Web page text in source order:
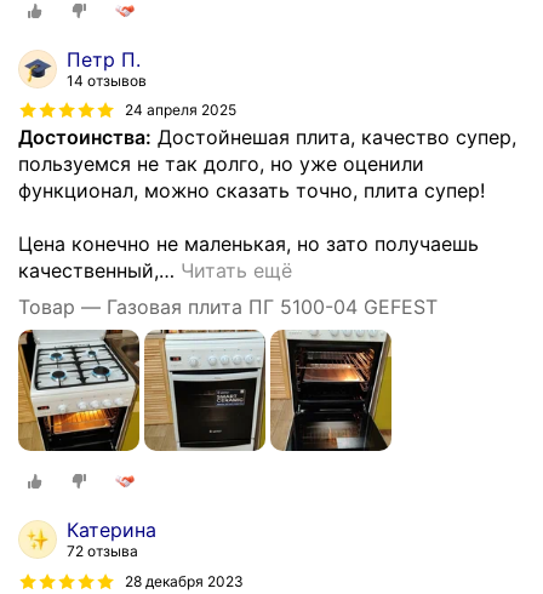
Петр П.
14 отзывов
24 апреля 2025
Достоинства: Достойнешая плита, качество супер,
пользуемся не так долго, но уже оценили
функционал, можно сказать точно, плита супер!
Цена конечно не маленькая, но зато получаешь
качественный,… Читать ещё
Товар — Газовая плита ПГ 5100-04 GEFEST
Катерина
72 отзыва
28 декабря 2023